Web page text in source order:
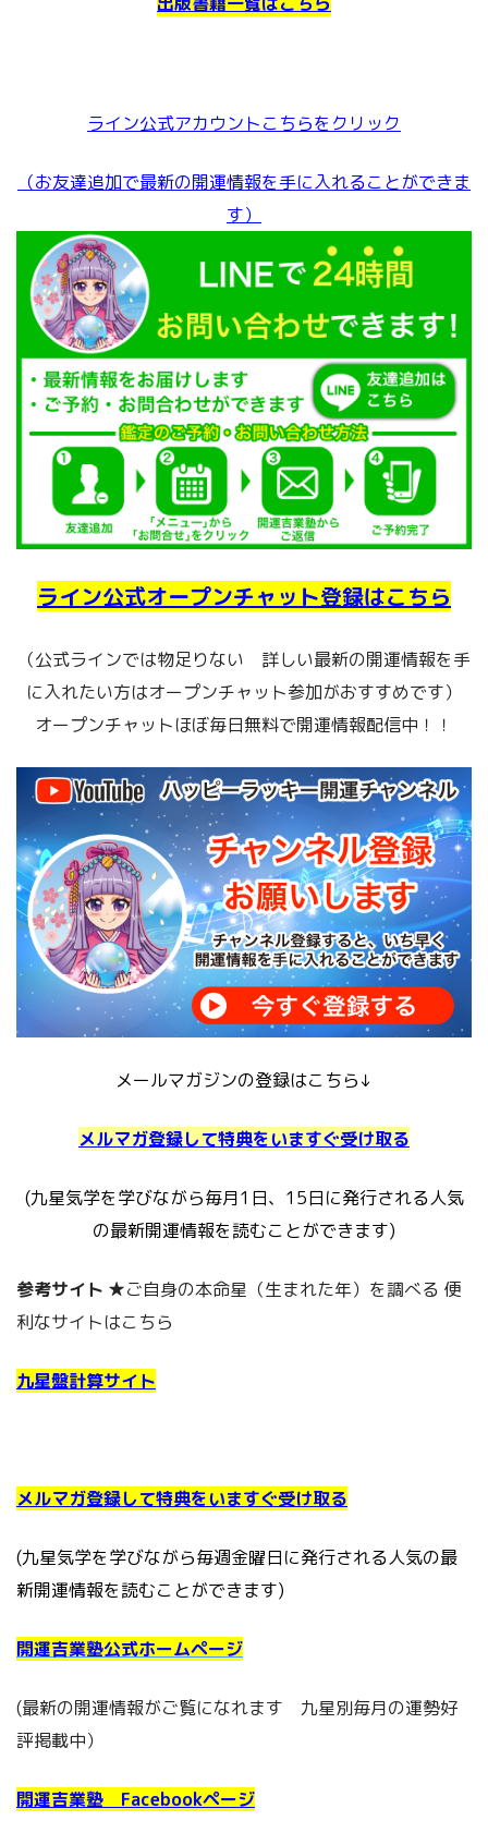
ライン公式アカウントこちらをクリック
（お友達追加で最新の開運情報を手に入れることができま
す）
ライン公式オープンチャット登録はこちら
（公式ラインでは物足りない 詳しい最新の開運情報を手
に入れたい方はオープンチャット参加がおすすめです）
オープンチャットほぼ毎日無料で開運情報配信中！！
メールマガジンの登録はこちら↓
メルマガ登録して特典をいますぐ受け取る
(九星気学を学びながら毎月1日、15日に発行される人気
の最新開運情報を読むことができます)
参考サイト ★ご自身の本命星（生まれた年）を調べる 便
利なサイトはこちら
九星盤計算サイト
メルマガ登録して特典をいますぐ受け取る
(九星気学を学びながら毎週金曜日に発行される人気の最
新開運情報を読むことができます)
開運吉業塾公式ホームページ
(最新の開運情報がご覧になれます 九星別毎月の運勢好
評掲載中）
開運吉業塾 Facebookページ